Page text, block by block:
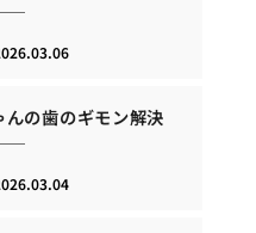
の歯のギモン解決